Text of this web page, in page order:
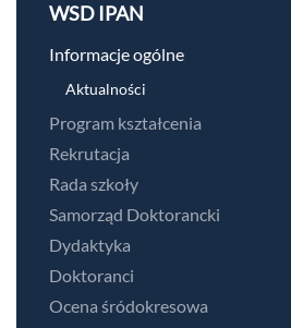
WSD IPAN
Informacje ogólne
Aktualności
Program kształcenia
Rekrutacja
Rada szkoły
Samorząd Doktorancki
Dydaktyka
Doktoranci
Ocena śródokresowa